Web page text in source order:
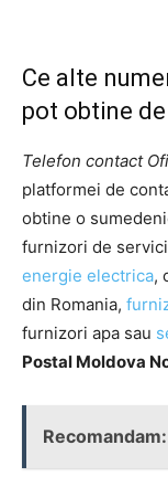
Ce alte
pot obtine
Telefon contact
platformei de
obtine o
furnizori de
energie electrica,
din Romania,
furnizori apa sau
Postal Moldova
Recomandam: